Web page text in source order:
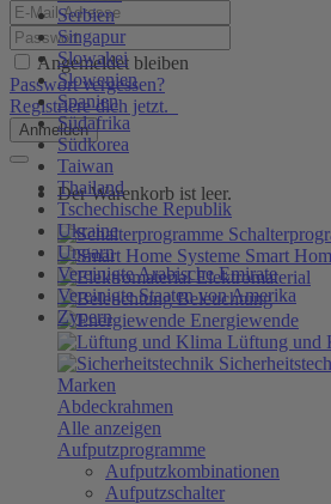
Serbien
Singapur
Slowakei
Slowenien
Spanien
Südafrika
Südkorea
Taiwan
Thailand
Tschechische Republik
Ukraine
Ungarn
Vereinigte Arabische Emirate
Vereinigte Staaten von Amerika
Zypern
Angemeldet bleiben
Passwort vergessen?
Registriere dich jetzt.
Anmelden
Der Warenkorb ist leer.
Smart
Elektromaterial
Beleuchtung
Energiewende
Lüftung und
Marken
Abdeckrahmen
Alle anzeigen
Aufputzprogramme
Aufputzkombinationen
Aufputzschalter